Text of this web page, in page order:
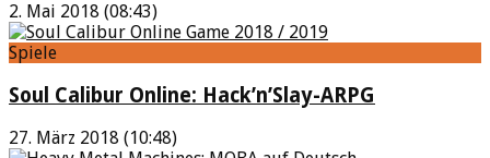
2. Mai 2018 (08:43)
Spiele
Soul Calibur Online: Hack’n’Slay-ARPG
27. März 2018 (10:48)